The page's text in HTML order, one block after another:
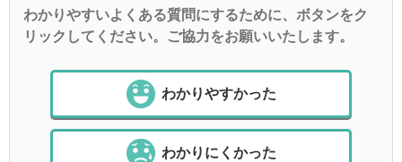
わかりやすいよくある質問にするために、ボタンをク
リックしてください。ご協力をお願いいたします。
わかりやすかった
わかりにくかった